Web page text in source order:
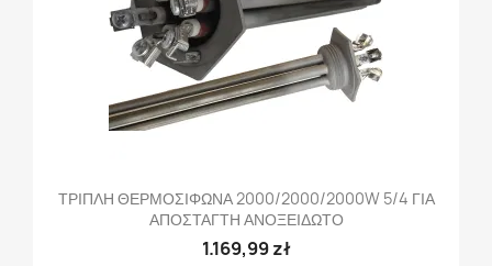
ΤΡΙΠΛΗ ΘΕΡΜΟΣΙΦΩΝΑ 2000/2000/2000W 5/4 ΓΙΑ
ΑΠΟΣΤΑΓΤΗ ΑΝΟΞΕΙΔΩΤΟ
1.169,99 zł